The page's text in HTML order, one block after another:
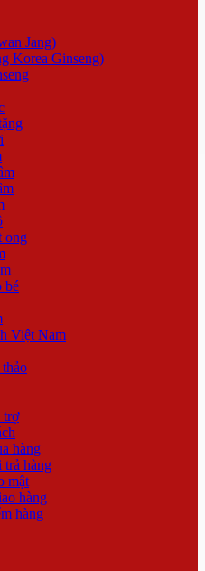
Jang)
Korea Ginseng)
ong
bé
Việt Nam
trợ
hàng
trả hàng
mật
hàng
hàng